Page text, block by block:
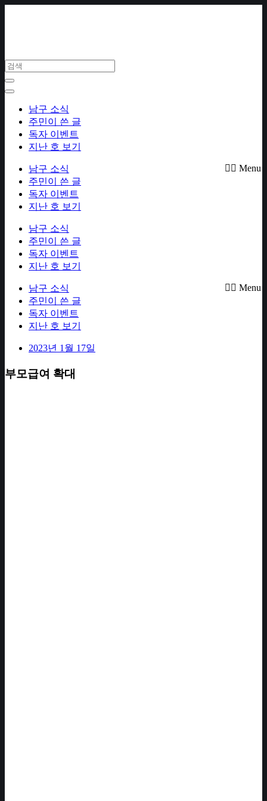
남구 소식
주민이 쓴 글
독자 이벤트
지난 호 보기
Menu
남구 소식
주민이 쓴 글
독자 이벤트
지난 호 보기
남구 소식
주민이 쓴 글
독자 이벤트
지난 호 보기
Menu
남구 소식
주민이 쓴 글
독자 이벤트
지난 호 보기
2023년 1월 17일
부모급여 확대